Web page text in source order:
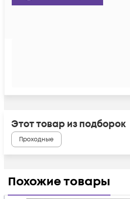
Этот товар из подборок
Проходные
Похожие товары